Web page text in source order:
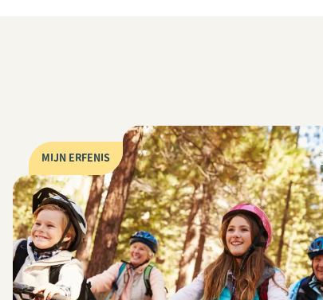
MIJN ERFENIS